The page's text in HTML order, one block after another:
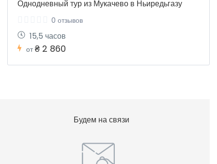
Однодневный тур из Мукачево в Ньиредьгазу
0 отзывов
15,5 часов
от₴ 2 860
Будем на связи